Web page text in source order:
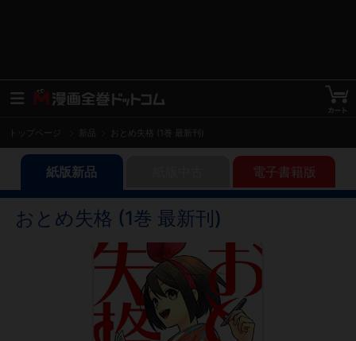
トップページ おとめ失格 (1巻 最新刊)
紙版新品 電子書籍版
おとめ失格 (1巻 最新刊)